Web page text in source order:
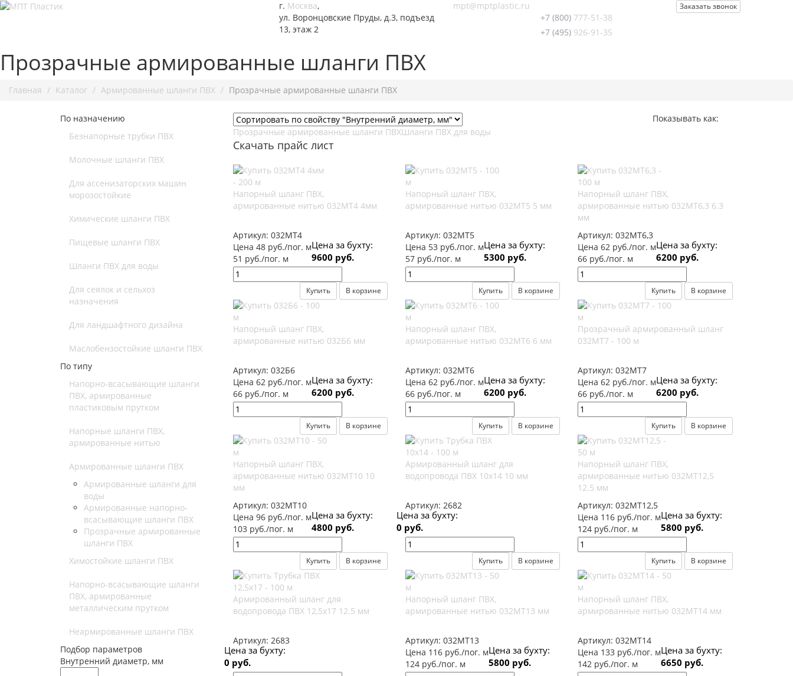
г. Москва,
ул. Воронцовские Пруды, д.3, подъезд
13, этаж 2
Заказать звонок
mpt@mptplastic.ru
+7 (800) 777-51-38
+7 (495) 926-91-35
Прозрачные армированные шланги ПВХ
Главная Каталог Армированные шланги ПВХ Прозрачные армированные шланги ПВХ
По назначению
Безнапорные трубки ПВХ
Молочные шланги ПВХ
Для ассенизаторских машин
морозостойкие
Химические шланги ПВХ
Пищевые шланги ПВХ
Шланги ПВХ для воды
Для сеялок и сельхоз
назначения
Для ландшафтного дизайна
Маслобензостойкие шланги ПВХ
По типу
Напорно-всасывающие шланги
ПВХ, армированные
пластиковым прутком
Напорные шланги ПВХ,
армированные нитью
Армированные шланги ПВХ
Армированные шланги для
воды
Армированные напорно-
всасывающие шланги ПВХ
Прозрачные армированные
шланги ПВХ
Химостойкие шланги ПВХ
Напорно-всасывающие шланги
ПВХ, армированные
металлическим прутком
Неармированные шланги ПВХ
Подбор параметров
Внутренний диаметр, мм
Показывать как:
Прозрачные армированные шланги ПВХШланги ПВХ для воды
Скачать прайс лист
Напорный шланг ПВХ,
армированные нитью 032МТ4 4мм
Артикул: 032МТ4
Цена 48 руб./пог. м
51 руб./пог. м
Цена за бухту:
9600 руб.
Купить В корзине
Напорный шланг ПВХ,
армированные нитью 032МТ5 5 мм
Артикул: 032МТ5
Цена 53 руб./пог. м
57 руб./пог. м
Цена за бухту:
5300 руб.
Купить В корзине
Напорный шланг ПВХ,
армированные нитью 032МТ6,3 6.3
мм
Артикул:032МТ6,3
Цена 62 руб./пог. м
66 руб./пог. м
Цена за бухту:
6200 руб.
Купить В корзине
Напорный шланг ПВХ,
армированные нитью 032Б6 мм
Артикул: 032Б6
Цена 62 руб./пог. м
66 руб./пог. м
Цена за бухту:
6200 руб.
Купить В корзине
Напорный шланг ПВХ,
армированные нитью 032МТ6 6 мм
Артикул: 032МТ6
Цена 62 руб./пог. м
66 руб./пог. м
Цена за бухту:
6200 руб.
Купить В корзине
Прозрачный армированный шланг
032МТ7 - 100 м
Артикул:032МТ7
Цена 62 руб./пог. м
66 руб./пог. м
Цена за бухту:
6200 руб.
Купить В корзине
Напорный шланг ПВХ,
армированные нитью 032МТ10 10
мм
Артикул: 032МТ10
Цена 96 руб./пог. м
103 руб./пог. м
Цена за бухту:
4800 руб.
Купить В корзине
Армированный шланг для
водопровода ПВХ 10x14 10 мм
Артикул: 2682
Цена за бухту:
0 руб.
Купить В корзине
Напорный шланг ПВХ,
армированные нитью 032МТ12,5
12.5 мм
Артикул:032МТ12,5
Цена 116 руб./пог. м
124 руб./пог. м
Цена за бухту:
5800 руб.
Купить В корзине
Армированный шланг для
водопровода ПВХ 12,5х17 12.5 мм
Артикул: 2683
Цена за бухту:
0 руб.
Напорный шланг ПВХ,
армированные нитью 032МТ13 мм
Артикул: 032МТ13
Цена 116 руб./пог. м
124 руб./пог. м
Цена за бухту:
5800 руб.
Напорный шланг ПВХ,
армированные нитью 032МТ14 мм
Артикул:032МТ14
Цена 133 руб./пог. м
142 руб./пог. м
Цена за бухту:
6650 руб.